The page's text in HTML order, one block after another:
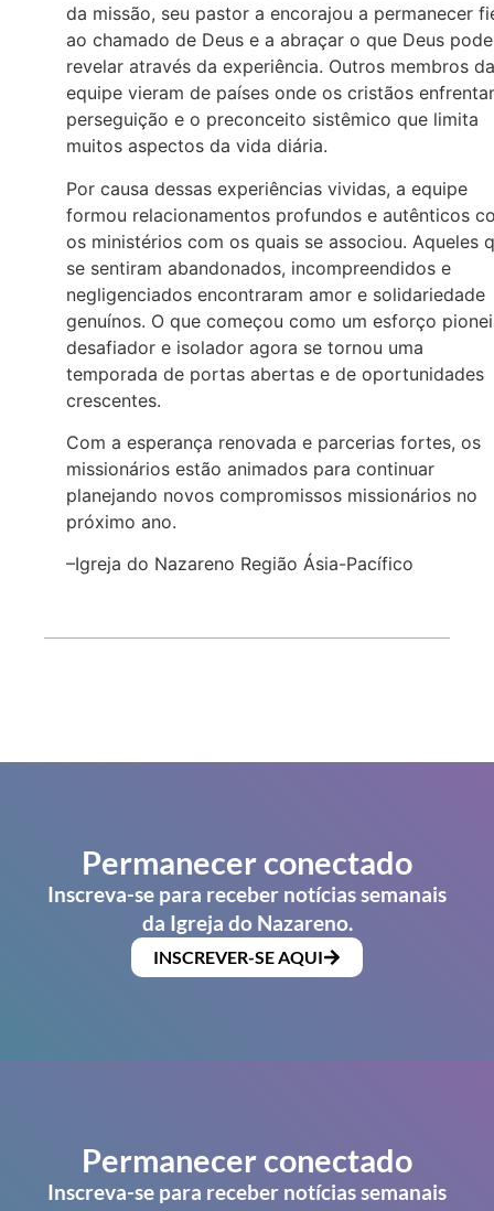
da missão, seu pastor a encorajou a permanecer
ao chamado de Deus e a abraçar o que Deus
revelar através da experiência. Outros membros da
equipe vieram de países onde os cristãos
perseguição e o preconceito sistêmico que limita
muitos aspectos da vida diária.
Por causa dessas experiências vividas, a equipe
formou relacionamentos profundos e autênticos
os ministérios com os quais se associou. Aqueles
se sentiram abandonados, incompreendidos e
negligenciados encontraram amor e solidariedade
genuínos. O que começou como um esforço
desafiador e isolador agora se tornou uma
temporada de portas abertas e de oportunidades
crescentes.
Com a esperança renovada e parcerias fortes, os
missionários estão animados para continuar
planejando novos compromissos missionários no
próximo ano.
–Igreja do Nazareno Região Ásia-Pacífico
Permanecer conectado
Inscreva-se para receber notícias semanais
da Igreja do Nazareno.
INSCREVER-SE AQUI
Permanecer conectado
Inscreva-se para receber notícias semanais